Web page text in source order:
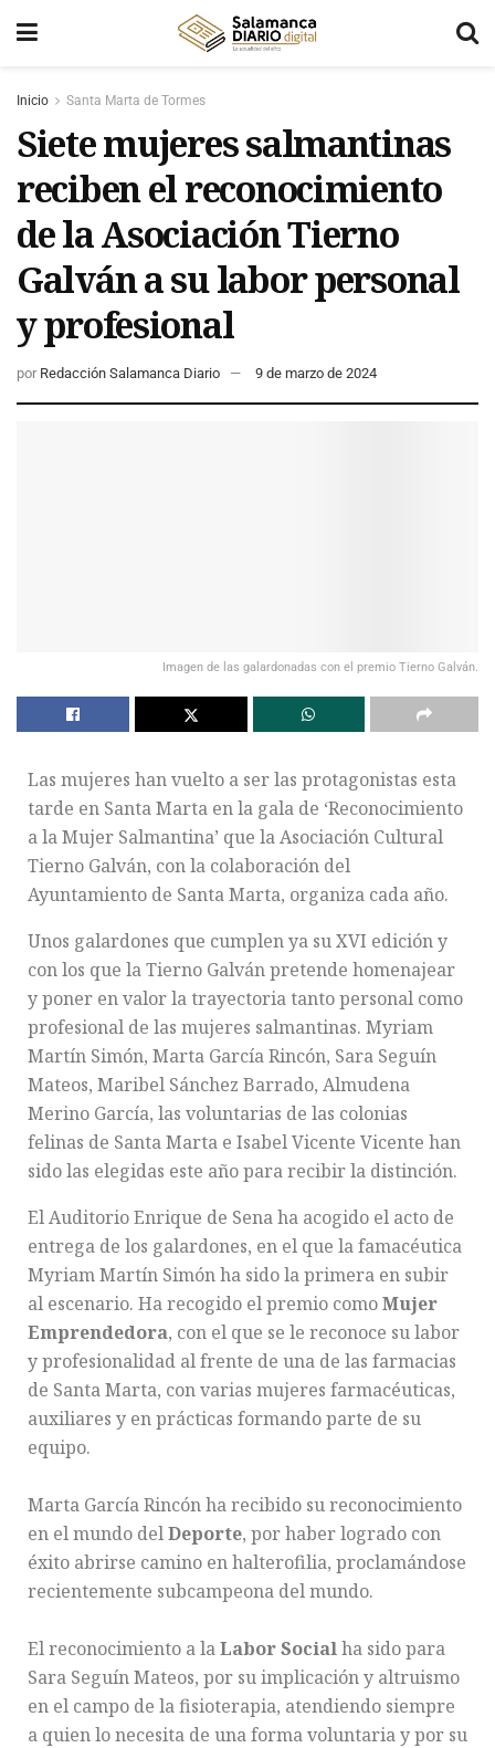
Inicio Santa Marta de Tormes
Siete mujeres salmantinas
reciben el reconocimiento
de la Asociación Tierno
Galván a su labor personal
y profesional
por Redacción Salamanca Diario 9 de marzo de 2024
Imagen de las galardonadas con el premio Tierno Galván.
Las mujeres han vuelto a ser las protagonistas esta
tarde en Santa Marta en la gala de ‘Reconocimiento
a la Mujer Salmantina’ que la Asociación Cultural
Tierno Galván, con la colaboración del
Ayuntamiento de Santa Marta, organiza cada año.
Unos galardones que cumplen ya su XVI edición y
con los que la Tierno Galván pretende homenajear
y poner en valor la trayectoria tanto personal como
profesional de las mujeres salmantinas. Myriam
Martín Simón, Marta García Rincón, Sara Seguín
Mateos, Maribel Sánchez Barrado, Almudena
Merino García, las voluntarias de las colonias
felinas de Santa Marta e Isabel Vicente Vicente han
sido las elegidas este año para recibir la distinción.
El Auditorio Enrique de Sena ha acogido el acto de
entrega de los galardones, en el que la famacéutica
Myriam Martín Simón ha sido la primera en subir
al escenario. Ha recogido el premio comoMujer
Emprendedora, con el que se le reconoce su labor
y profesionalidad al frente de una de las farmacias
de Santa Marta, con varias mujeres farmacéuticas,
auxiliares y en prácticas formando parte de su
equipo.
Marta García Rincón ha recibido su reconocimiento
en el mundo delDeporte, por haber logrado con
éxito abrirse camino en halterofilia, proclamándose
recientemente subcampeona del mundo.
El reconocimiento a laLabor Socialha sido para
Sara Seguín Mateos, por su implicación y altruismo
en el campo de la fisioterapia, atendiendo siempre
a quien lo necesita de una forma voluntaria y por su